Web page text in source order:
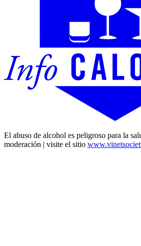
El abuso de alcohol es peligroso para la
moderación | visite el sitio